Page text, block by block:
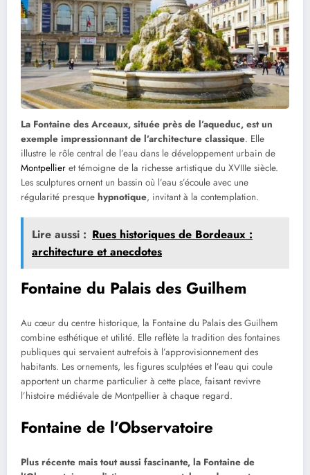
La Fontaine des Arceaux, située près de l’aqueduc, est un
exemple impressionnant de l’architecture classique. Elle
illustre le rôle central de l’eau dans le développement urbain de
Montpellier et témoigne de la richesse artistique du XVIIIe siècle.
Les sculptures ornent un bassin où l’eau s’écoule avec une
régularité presque hypnotique, invitant à la contemplation.
Lire aussi : Rues historiques de Bordeaux :
architecture et anecdotes
Fontaine du Palais des Guilhem
Au cœur du centre historique, la Fontaine du Palais des Guilhem
combine esthétique et utilité. Elle reflète la tradition des fontaines
publiques qui servaient autrefois à l’approvisionnement des
habitants. Les ornements, les figures sculptées et l’eau qui coule
apportent un charme particulier à cette place, faisant revivre
l’histoire médiévale de Montpellier à chaque regard.
Fontaine de l’Observatoire
Plus récente mais tout aussi fascinante, la Fontaine de